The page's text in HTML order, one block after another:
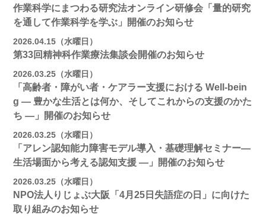
作業科学にまつわる研究法オンライン研修会「量的研究
を通して作業科学を学ぶ」開催のお知らせ
2026.04.15（水曜日）
第33回精神科作業療法集談会開催のお知らせ
2026.03.25（水曜日）
「高齢者・障がい者・ケアラー支援における Well-bein
g ― 豊かな生活とは何か、そしてこれからの支援のかた
ち ―」開催のお知らせ
2026.03.25（水曜日）
「アレン認知能力障害モデル導入・基礎理解セミナー―
生活場面から考える認知支援 ―」開催のお知らせ
2026.03.25（水曜日）
NPO法人りじょぶ大阪「4月25日失語症の日」に向けた
取り組みのお知らせ